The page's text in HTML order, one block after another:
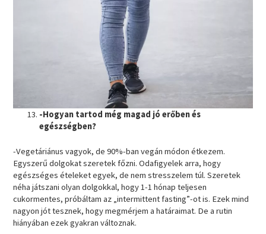
-Hogyan tartod még magad jó erőben és
egészségben?
-Vegetáriánus vagyok, de 90%-ban vegán módon étkezem.
Egyszerű dolgokat szeretek főzni. Odafigyelek arra, hogy
egészséges ételeket egyek, de nem stresszelem túl. Szeretek
néha játszani olyan dolgokkal, hogy 1-1 hónap teljesen
cukormentes, próbáltam az „intermittent fasting”-ot is. Ezek mind
nagyon jót tesznek, hogy megmérjem a határaimat. De a rutin
hiányában ezek gyakran változnak.